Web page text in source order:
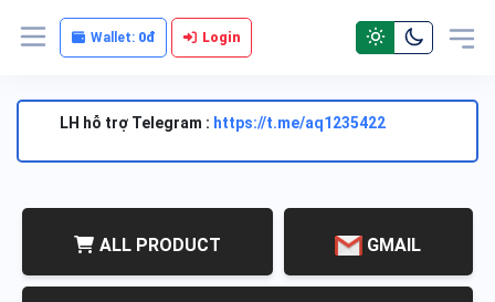
Wallet: 0đ Login
LH hỗ trợ Telegram : https://t.me/aq1235422
ALL PRODUCT GMAIL